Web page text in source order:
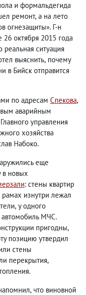
и формальдегида
ремонт, а на лето
огнезащиты». Г-н
октября 2015 года
реальная ситуация
выяснить, почему
в Бийск отправится
по адресам Спекова,
аварийным
управления
хозяйства
Набоко.
еще
в новых
: стены квартир
изнутри лежал
, у одного
МЧС.
пригодны,
позицию утвердил
стены
перекрытия,
, что виновной